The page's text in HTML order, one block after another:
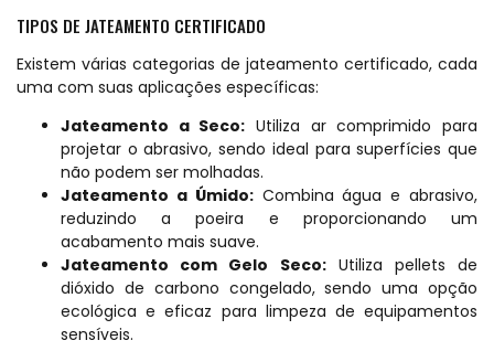
TIPOS DE JATEAMENTO CERTIFICADO
Existem várias categorias de jateamento certificado, cada
uma com suas aplicações específicas:
Jateamento a Seco: Utiliza ar comprimido para
projetar o abrasivo, sendo ideal para superfícies que
não podem ser molhadas.
Jateamento a Úmido:Combina água e abrasivo,
reduzindo a poeira e proporcionando um
acabamento mais suave.
Jateamento com Gelo Seco:Utiliza pellets de
dióxido de carbono congelado, sendo uma opção
ecológica e eficaz para limpeza de equipamentos
sensíveis.